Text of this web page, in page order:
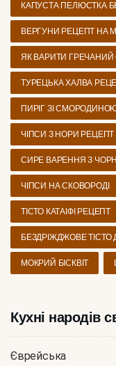
КАПУСТА ПЕЛЮСТКА
ВЕРГУНИ РЕЦЕПТ НА
ЯК ВАРИТИ
ТУРЕЦЬКА ХАЛВА
ПИРІГ ЗІ СМОРОДИНОЮ
ЧІПСИ З НОРИ РЕЦЕПТ
СИРЕ ВАРЕННЯ З
ЧІПСИ НА СКОВОРОДІ
ТІСТО КАТАІФІ РЕЦЕПТ
БЕЗДРІЖДЖОВЕ ТІСТО
МОКРИЙ БІСКВІТ
Кухні народів
Єврейська